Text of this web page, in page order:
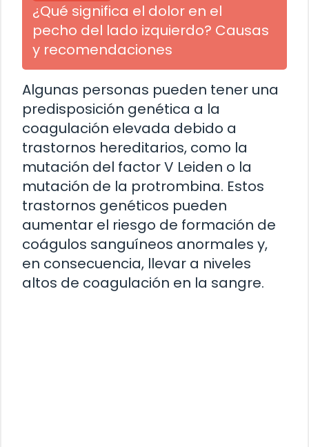
¿Qué significa el dolor en el
pecho del lado izquierdo? Causas
y recomendaciones
Algunas personas pueden tener una
predisposición genética a la
coagulación elevada debido a
trastornos hereditarios, como la
mutación del factor V Leiden o la
mutación de la protrombina. Estos
trastornos genéticos pueden
aumentar el riesgo de formación de
coágulos sanguíneos anormales y,
en consecuencia, llevar a niveles
altos de coagulación en la sangre.